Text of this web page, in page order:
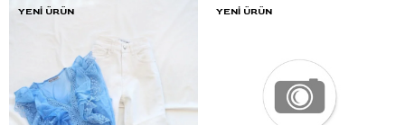
YENI ÜRÜN YENI ÜRÜN